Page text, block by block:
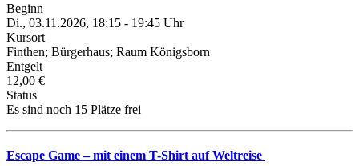
Beginn
Di., 03.11.2026, 18:15 - 19:45 Uhr
Kursort
Finthen; Bürgerhaus; Raum Königsborn
Entgelt
12,00 €
Status
Es sind noch 15 Plätze frei
Escape Game – mit einem T-Shirt auf Weltreise